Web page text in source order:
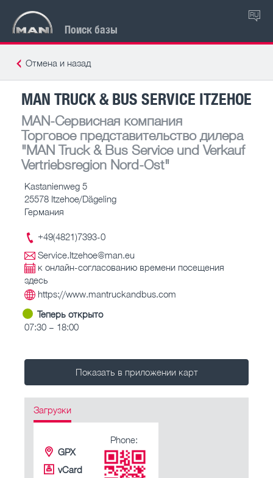
Поиск базы
RU
Отмена и назад
MAN TRUCK & BUS SERVICE ITZEHOE
MAN-Сервисная компания
Торговое представительство дилера
"MAN Truck & Bus Service und Verkauf
Vertriebsregion Nord-Ost"
Kastanienweg 5
25578 Itzehoe/Dägeling
Германия
+49(4821)7393-0
Service.Itzehoe@man.eu
к онлайн-согласованию времени посещения
здесь
https://www.mantruckandbus.com
Теперь открыто
07:30 – 18:00
Показать в приложении карт
Загрузки
GPX
vCard
Phone: